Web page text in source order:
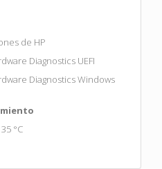
de HP
Diagnostics UEFI
Diagnostics Windows
°C